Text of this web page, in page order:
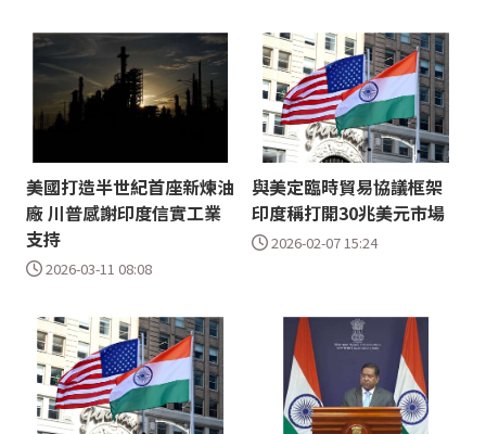
美國打造半世紀首座新煉油
廠 川普感謝印度信實工業
支持
2026-03-11 08:08
與美定臨時貿易協議框架
印度稱打開30兆美元市場
2026-02-07 15:24